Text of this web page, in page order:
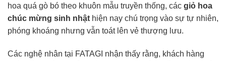
hoa quá gò bó theo khuôn mẫu truyền thống, các giỏ hoa
chúc mừng sinh nhật hiện nay chú trọng vào sự tự nhiên,
phóng khoáng nhưng vẫn toát lên vẻ thượng lưu.
Các nghệ nhân tại FATAGI nhận thấy rằng, khách hàng